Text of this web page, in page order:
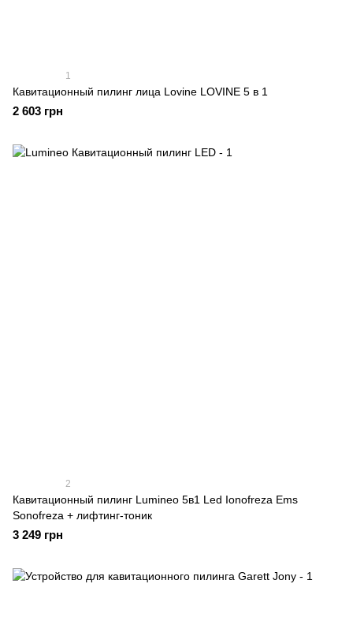
1
Кавитационный пилинг лица Lovine LOVINE 5 в 1
2 603 грн
2
Кавитационный пилинг Lumineo 5в1 Led Ionofreza Ems
Sonofreza + лифтинг-тоник
3 249 грн